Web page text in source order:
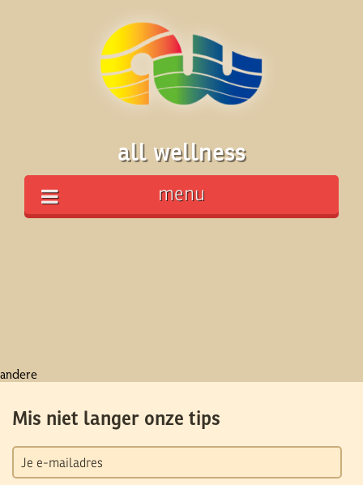
all wellness
menu
andere
Mis niet langer onze tips